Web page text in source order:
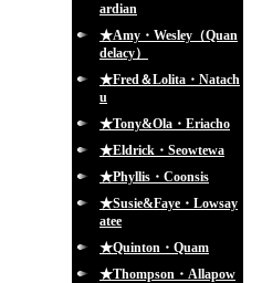
ardian
★Amy・Wesley（Quan
delacy）
★Fred＆Lolita・Natach
u
★Tony&Ola・Eriacho
★Eldrick・Seowtewa
★Phyllis・Coonsis
★Susie&Faye・Lowsay
atee
★Quinton・Quam
★Thompson・Allapow